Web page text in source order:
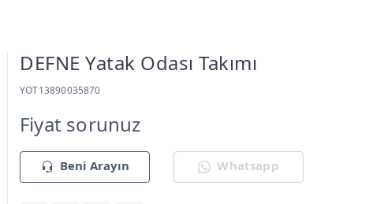
DEFNE Yatak Odası Takımı
YOT13890035870
Fiyat sorunuz
Beni Arayın Whatsapp